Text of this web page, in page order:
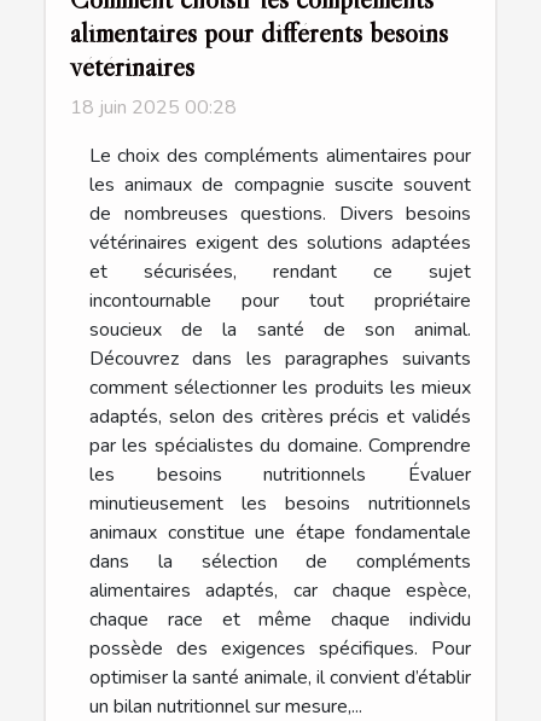
alimentaires pour différents besoins
vétérinaires
18 juin 2025 00:28
Le choix des compléments alimentaires pour
les animaux de compagnie suscite souvent
de nombreuses questions. Divers besoins
vétérinaires exigent des solutions adaptées
et sécurisées, rendant ce sujet
incontournable pour tout propriétaire
soucieux de la santé de son animal.
Découvrez dans les paragraphes suivants
comment sélectionner les produits les mieux
adaptés, selon des critères précis et validés
par les spécialistes du domaine. Comprendre
les besoins nutritionnels Évaluer
minutieusement les besoins nutritionnels
animaux constitue une étape fondamentale
dans la sélection de compléments
alimentaires adaptés, car chaque espèce,
chaque race et même chaque individu
possède des exigences spécifiques. Pour
optimiser la santé animale, il convient d’établir
un bilan nutritionnel sur mesure,...